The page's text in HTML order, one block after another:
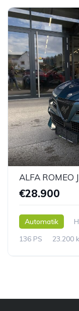
ALFA ROMEO
€28.900
Automatik
136 PS
23.200